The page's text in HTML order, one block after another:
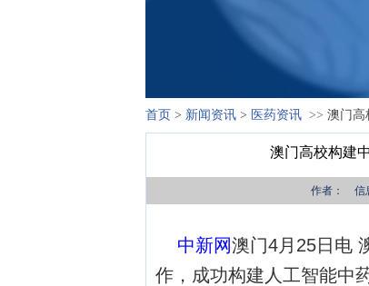
首页 > 新闻资讯 > 医药资讯 >> 澳门高
澳门高校构建
作者： 信
中新网澳门4月25日电
作，成功构建人工智能中